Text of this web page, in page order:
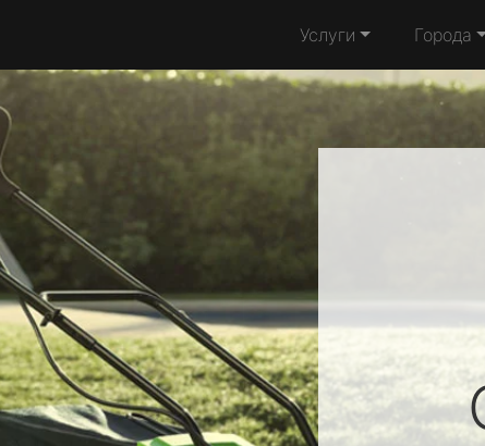
Услуги Города